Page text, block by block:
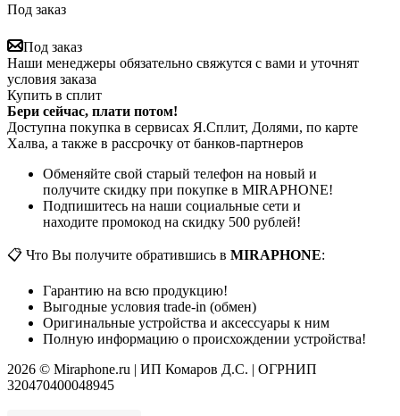
Под заказ
Под заказ
Наши менеджеры обязательно свяжутся с вами и уточнят
условия заказа
Купить в сплит
Бери сейчас, плати потом!
Доступна покупка в сервисах Я.Сплит, Долями, по карте
Халва, а также в рассрочку от банков-партнеров
Обменяйте свой старый телефон на новый и
получите скидку при покупке в MIRAPHONE!
Подпишитесь на наши социальные сети и
находите промокод на скидку 500 рублей!
📋 Что Вы получите обратившись в MIRAPHONE:
Гарантию на всю продукцию!
Выгодные условия trade-in (обмен)
Оригинальные устройства и аксессуары к ним
Полную информацию о происхождении устройства!
2026 © Miraphone.ru | ИП Комаров Д.С. | ОГРНИП
320470400048945